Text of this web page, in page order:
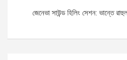
জেনেভা সাউন্ড হিলিং সেশন: ভান্তে